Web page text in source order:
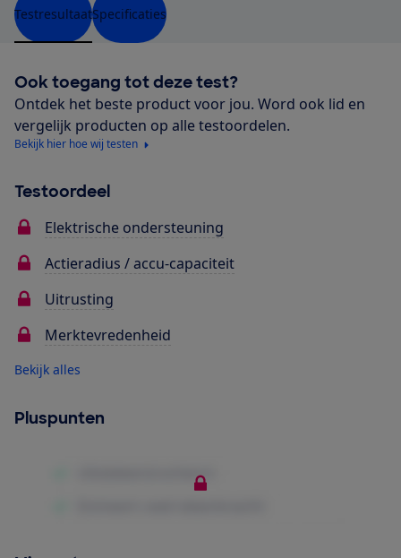
TestresultaatSpecificaties
Ook toegang tot deze test?
Ontdek het beste product voor jou. Word ook lid en
vergelijk producten op alle testoordelen.
Bekijk hier hoe wij testen
Testoordeel
Elektrische ondersteuning
Actieradius / accu-capaciteit
Uitrusting
Merktevredenheid
Bekijk alles
Pluspunten